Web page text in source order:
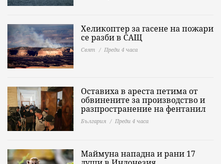
Хеликоптер за гасене на пожари
се разби в САЩ
Свят Преди 4 часа
Оставиха в ареста петима от
обвинените за производство и
разпространение на фентанил
България Преди 4 часа
Маймуна нападна и рани 17